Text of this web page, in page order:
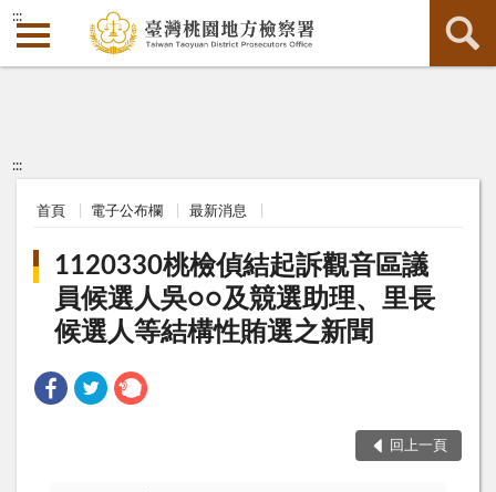
:::
:::
首頁 電子公布欄 最新消息
1120330桃檢偵結起訴觀音區議
員候選人吳○○及競選助理、里長
候選人等結構性賄選之新聞
回上一頁